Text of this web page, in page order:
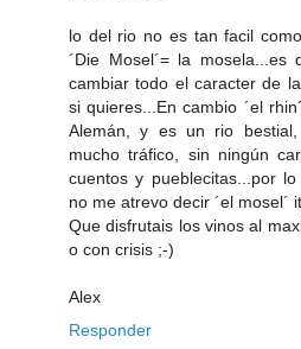
lo del rio no es tan facil
´Die Mosel´= la mosela...es
cambiar todo el caracter de
si quieres...En cambio ´el
Alemán, y es un rio
mucho tráfico, sin ningún
cuentos y pueblecitas...por
no me atrevo decir ´el mosel´
Que disfrutais los vinos al
o con crisis ;-)
Alex
Responder